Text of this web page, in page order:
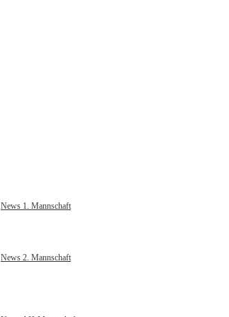
News 1. Mannschaft
News 2. Mannschaft